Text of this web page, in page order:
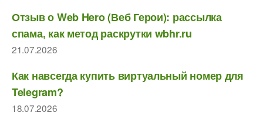
Отзыв о Web Hero (Веб Герои): рассылка
спама, как метод раскрутки wbhr.ru
21.07.2026
Как навсегда купить виртуальный номер для
Telegram?
18.07.2026